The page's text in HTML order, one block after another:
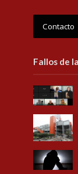
Contacto
Fallos de